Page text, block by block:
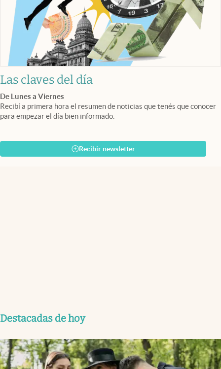
Las claves del día
De Lunes a Viernes
Recibí a primera hora el resumen de noticias que tenés que conocer
para empezar el día bien informado.
Recibir newsletter
Destacadas de hoy